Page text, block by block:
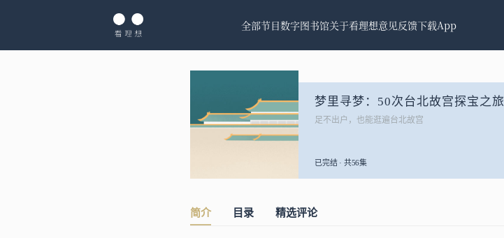
全部节目数字图书馆关于看理想意见反馈下载App
梦里寻梦：50次台北故宫探宝之旅
足不出户，也能逛遍台北故宫
已完结 · 共56集
简介 目录 精选评论